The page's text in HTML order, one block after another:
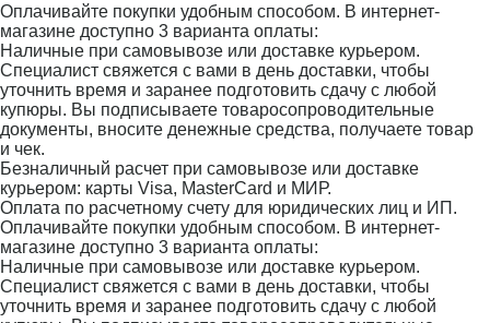
Оплачивайте покупки удобным способом. В интернет-
магазине доступно 3 варианта оплаты:
Наличные при самовывозе или доставке курьером.
Специалист свяжется с вами в день доставки, чтобы
уточнить время и заранее подготовить сдачу с любой
купюры. Вы подписываете товаросопроводительные
документы, вносите денежные средства, получаете товар
и чек.
Безналичный расчет при самовывозе или доставке
курьером: карты Visa, MasterCard и МИР.
Оплата по расчетному счету для юридических лиц и ИП.
Оплачивайте покупки удобным способом. В интернет-
магазине доступно 3 варианта оплаты:
Наличные при самовывозе или доставке курьером.
Специалист свяжется с вами в день доставки, чтобы
уточнить время и заранее подготовить сдачу с любой